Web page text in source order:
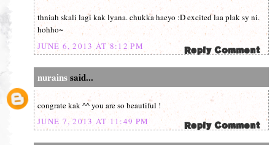
thniah skali lagi kak lyana. chukka haeyo :D excited laa plak sy ni.
hohho~
JUNE 6, 2013 AT 8:12 PM
nurainssaid...
congrate kak ^^ you are so beautiful !
JUNE 7, 2013 AT 11:49 PM